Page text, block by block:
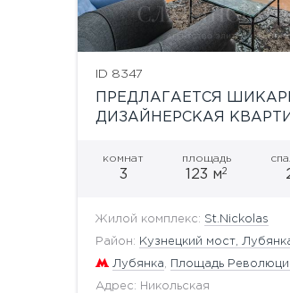
ID 8347
ПРЕДЛАГАЕТСЯ
ДИЗАЙНЕРСКАЯ
комнат
3
площадь
123 м2
Жилой комплекс: St.Nickolas
Район: Кузнецкий мост,
Лубянка Площадь
Адрес: Никольская